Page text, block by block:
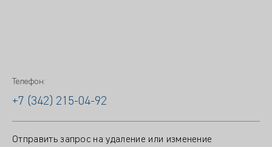
Телефон:
+7 (342) 215-04-92
Отправить запрос на удаление или изменение